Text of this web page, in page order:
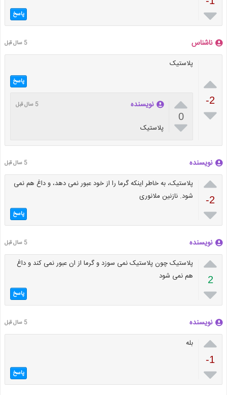
 پاسخ
ناشناس 5 سال قبل

-2

پلاستیک
پاسخ

0

نویسنده 5 سال قبل
پلاستیک
نویسنده 5 سال قبل

-2

پلاستیک، به خاطر اینکه گرما را از خود عبور نمی دهد، و داغ هم نمی
شود. نازنین ملانوری
پاسخ
نویسنده 5 سال قبل

2

پلاستیک چون پلاستیک نمی سوزد و گرما از ان عبور نمی کند و داغ
هم نمی شود
پاسخ
نویسنده 5 سال قبل

-1

بله
پاسخ